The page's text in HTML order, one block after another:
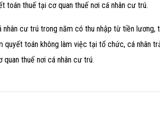
toán thuế tại cơ quan thuế nơi cá nhân cư trú.
nhân cư trú trong năm có thu nhập từ tiền
quyết toán không làm việc tại tổ chức, cá nhân
quan thuế nơi cá nhân cư trú.